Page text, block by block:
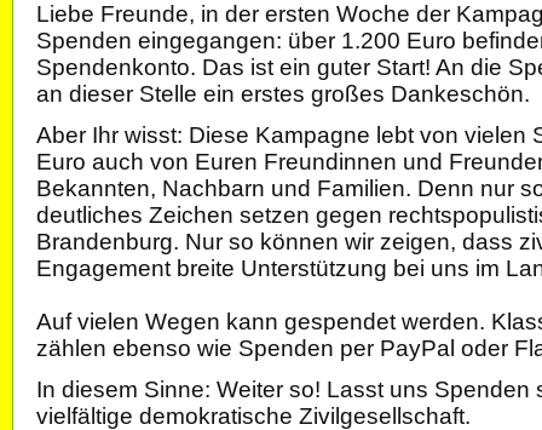
Liebe Freunde, in der ersten Woche der
Spenden eingegangen: über 1.200 Euro
Spendenkonto. Das ist ein guter Start! An die
an dieser Stelle ein erstes großes Dankeschön.
Aber Ihr wisst: Diese Kampagne lebt von vielen
Euro auch von Euren Freundinnen und
Bekannten, Nachbarn und Familien. Denn nur
deutliches Zeichen setzen gegen
Brandenburg. Nur so können wir zeigen, dass
Engagement breite Unterstützung bei uns im
Auf vielen Wegen kann gespendet werden.
zählen ebenso wie Spenden per PayPal oder
In diesem Sinne: Weiter so! Lasst uns Spenden
vielfältige demokratische Zivilgesellschaft.